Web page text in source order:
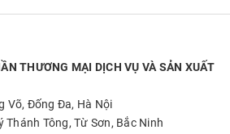
THƯƠNG MẠI DỊCH VỤ VÀ SẢN XUẤT
Võ, Đống Đa, Hà Nội
Thánh Tông, Từ Sơn, Bắc Ninh